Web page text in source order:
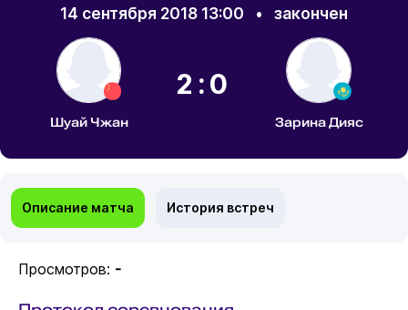
14 сентября 2018 13:00 • закончен
Шуай Чжан
2:0
Зарина Дияс
Описание матча История встреч
Просмотров: -